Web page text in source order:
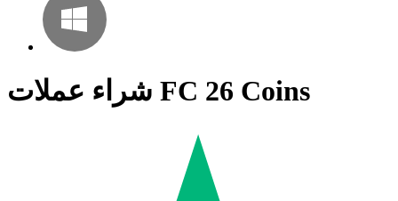
شراء عملات FC 26 Coins